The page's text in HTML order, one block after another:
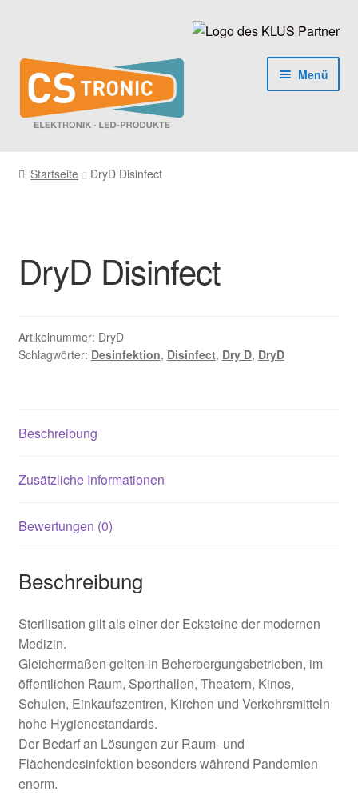
springen
springen
Menü
Zubehör
luxKIT Anleitung
Startseite DryD Disinfect
DryD Disinfect
Artikelnummer: DryD
Schlagwörter: Desinfektion, Disinfect, Dry D, DryD
Beschreibung
Zusätzliche Informationen
Bewertungen (0)
Beschreibung
Sterilisation gilt als einer der Ecksteine der modernen
Medizin.
Gleichermaßen gelten in Beherbergungsbetrieben, im
öffentlichen Raum, Sporthallen, Theatern, Kinos,
Schulen, Einkaufszentren, Kirchen und Verkehrsmitteln
hohe Hygienestandards.
Der Bedarf an Lösungen zur Raum- und
Flächendesinfektion besonders während Pandemien
enorm.